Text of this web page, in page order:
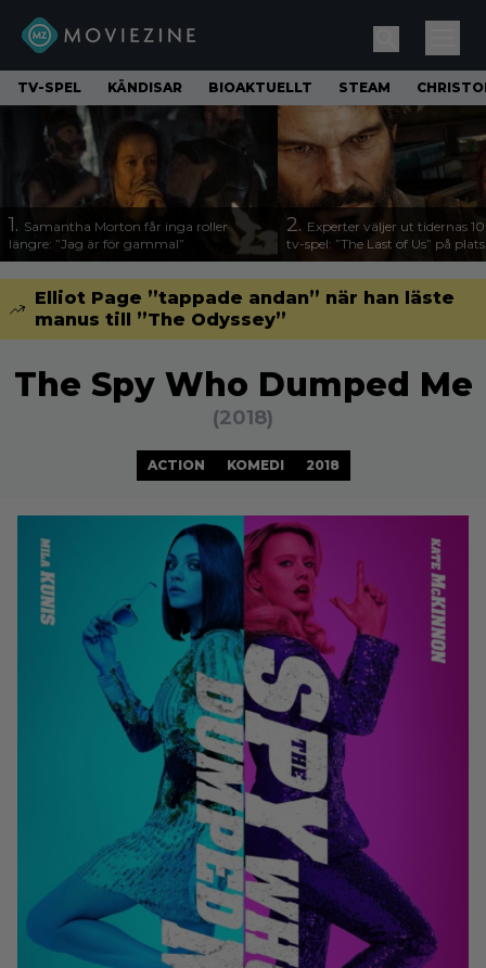
TV-SPEL KÄNDISAR BIOAKTUELLT STEAM
1. Samantha Morton får inga roller
längre: ”Jag är för gammal”
2. Experter väljer ut tidernas
tv-spel: ”The Last of Us” på
Elliot Page ”tappade andan” när han läste
manus till ”The Odyssey”
The Spy Who Dumped Me
(2018)
ACTION KOMEDI 2018